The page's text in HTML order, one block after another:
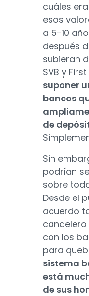
cuáles
esos
a 5-10
después
subieran
SVB y
suponer
bancos
de
Sin
podrían
sobre
Desde el
acuerdo
con los
para
sistema
está
de sus